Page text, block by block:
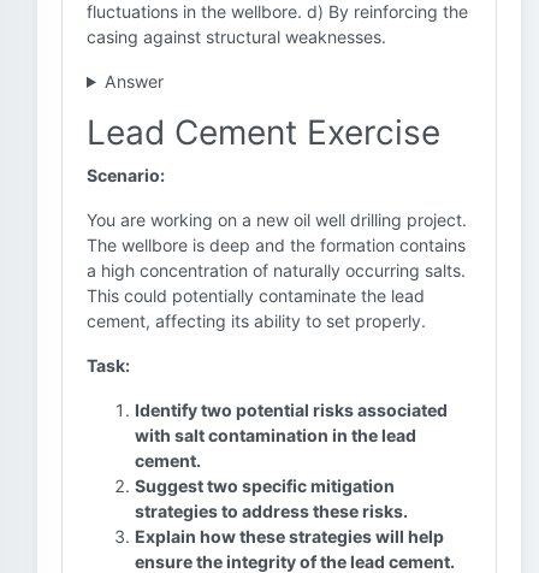
fluctuations in the wellbore. d) By reinforcing the
casing against structural weaknesses.
Answer
Lead Cement Exercise
Scenario:
You are working on a new oil well drilling project.
The wellbore is deep and the formation contains
a high concentration of naturally occurring salts.
This could potentially contaminate the lead
cement, affecting its ability to set properly.
Task:
Identify two potential risks associated
with salt contamination in the lead
cement.
Suggest two specific mitigation
strategies to address these risks.
Explain how these strategies will help
ensure the integrity of the lead cement.